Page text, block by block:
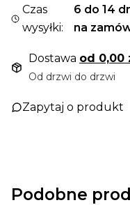
Czas
wysyłki:
6 do 14
na
Dostawa od 0,00
Od drzwi do drzwi
Zapytaj o produkt
Podobne